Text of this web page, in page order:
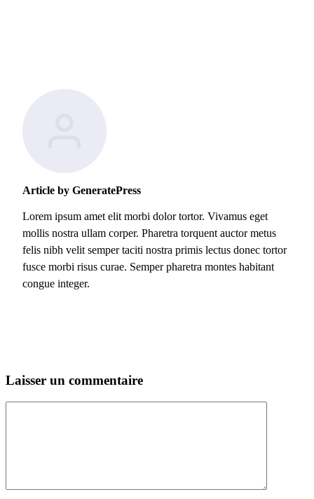
Article by GeneratePress
Lorem ipsum amet elit morbi dolor tortor. Vivamus eget
mollis nostra ullam corper. Pharetra torquent auctor metus
felis nibh velit semper taciti nostra primis lectus donec tortor
fusce morbi risus curae. Semper pharetra montes habitant
congue integer.
Laisser un commentaire